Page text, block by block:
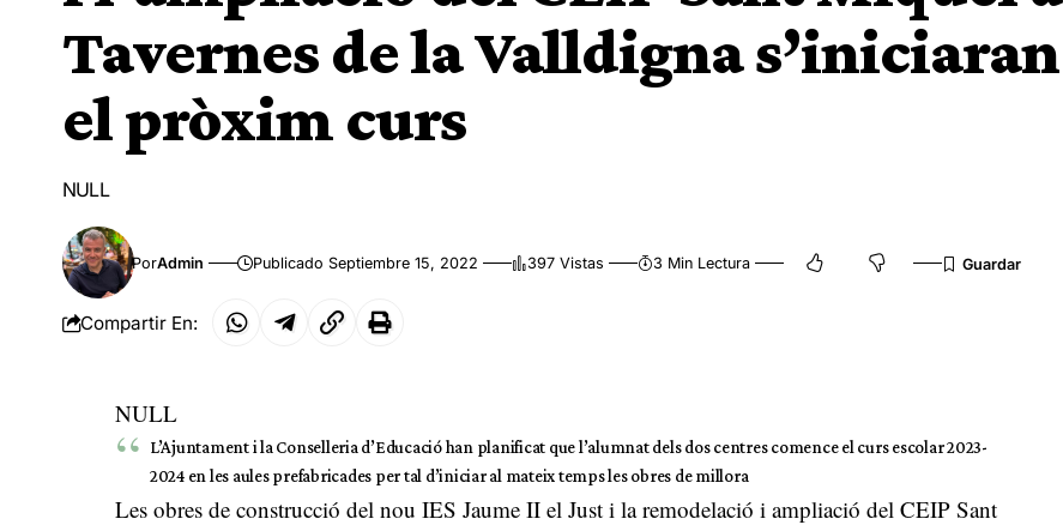
Tavernes de la Valldigna s’iniciaran
el pròxim curs
NULL
PorAdmin Publicado Septiembre 15, 2022 397 Vistas 3 Min Lectura
Compartir En:
NULL
L’Ajuntament i la Conselleria d’Educació han planificat que l’alumnat dels dos centres comence el curs escolar 2023-
2024 en les aules prefabricades per tal d’iniciar al mateix temps les obres de millora
Les obres de construcció del nou IES Jaume II el Just i la remodelació i ampliació del CEIP Sant